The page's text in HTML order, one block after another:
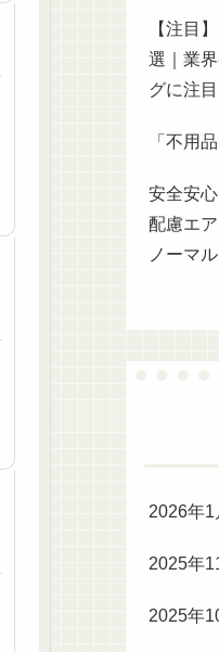
【注目
選｜業
グに注目
「不用
安全安
配慮エ
ノーマル
2026年1
2025年
2025年